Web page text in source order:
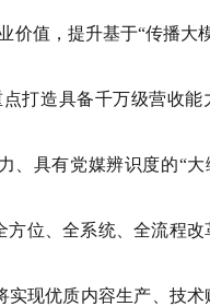
价值，提升基于“传播大
打造具备千万级营收能
、具有党媒辨识度的“大
位、全系统、全流程改
现优质内容生产、技术